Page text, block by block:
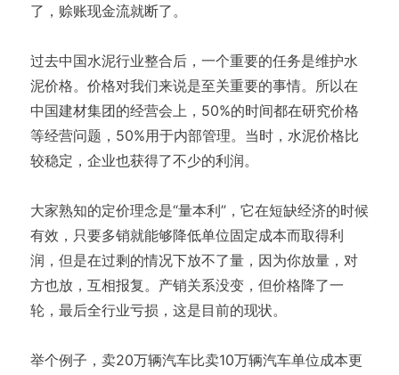
了，赊账现金流就断了。
过去中国水泥行业整合后，一个重要的任务是维护水
泥价格。价格对我们来说是至关重要的事情。所以在
中国建材集团的经营会上，50%的时间都在研究价格
等经营问题，50%用于内部管理。当时，水泥价格比
较稳定，企业也获得了不少的利润。
大家熟知的定价理念是“量本利”，它在短缺经济的时候
有效，只要多销就能够降低单位固定成本而取得利
润，但是在过剩的情况下放不了量，因为你放量，对
方也放，互相报复。产销关系没变，但价格降了一
轮，最后全行业亏损，这是目前的现状。
举个例子，卖20万辆汽车比卖10万辆汽车单位成本更